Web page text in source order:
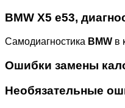
BMW X5 e53,
Самодиагностика BMW в
Ошибки замены
Необязательные